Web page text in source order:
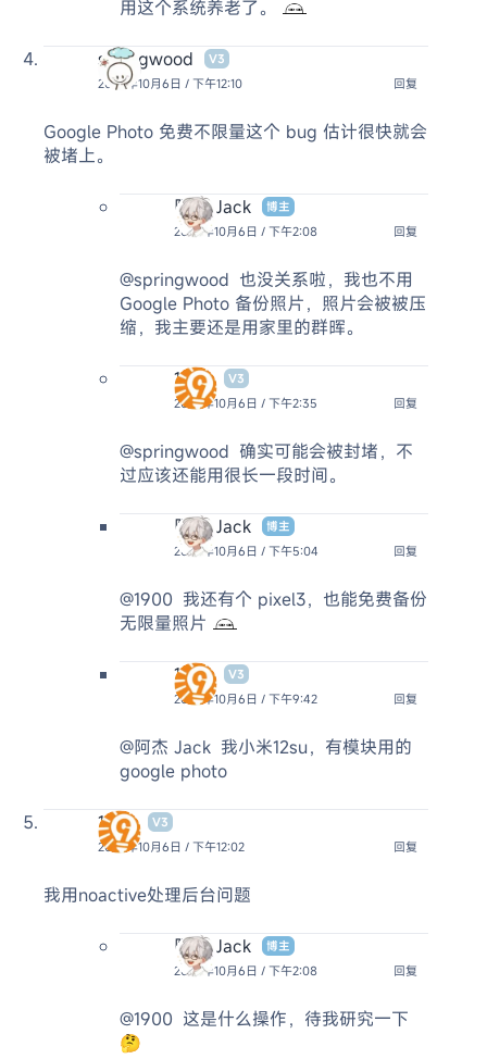
用这个系统养老了。
springwood
V3
2024年10月6日 / 下午12:10
回复
Google Photo 免费不限量这个 bug 估计很快就会
被堵上。
阿杰 Jack
博主
2024年10月6日 / 下午2:08
回复
@springwood 也没关系啦，我也不用
Google Photo 备份照片，照片会被被压
缩，我主要还是用家里的群晖。
1900
V3
2024年10月6日 / 下午2:35
回复
@springwood 确实可能会被封堵，不
过应该还能用很长一段时间。
阿杰 Jack
博主
2024年10月6日 / 下午5:04
回复
@1900 我还有个 pixel3，也能免费备份
无限量照片
1900
V3
2024年10月6日 / 下午9:42
回复
@阿杰 Jack 我小米12su，有模块用的
google photo
1900
V3
2024年10月6日 / 下午12:02
回复
我用noactive处理后台问题
阿杰 Jack
博主
2024年10月6日 / 下午2:08
回复
@1900 这是什么操作，待我研究一下
🤔